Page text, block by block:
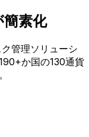
素化
管理ソリューシ
か国の130通貨